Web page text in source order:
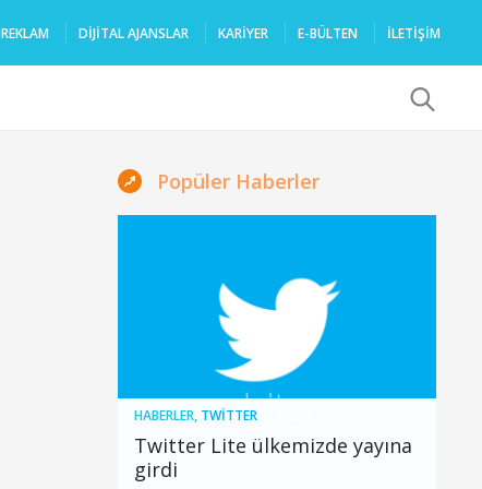
REKLAM DIJITAL AJANSLAR KARIYER E-BÜLTEN İLETİŞİM
Popüler Haberler
HABERLER, TWITTER
Twitter Lite ülkemizde yayına
girdi